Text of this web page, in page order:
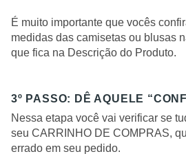
É muito importante que vocês
medidas das camisetas ou blusas
que fica na Descrição do Produto.
3º PASSO: DÊ AQUELE
Nessa etapa você vai verificar se
seu CARRINHO DE COMPRAS,
errado em seu pedido.